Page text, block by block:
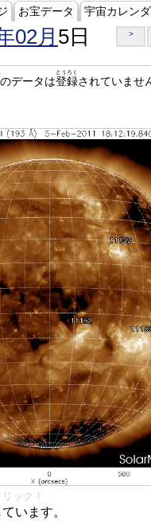
お宝データ 宇宙カレン
02月 5日 >
のデータは登録
とうろく
されていませ
ック！
います。